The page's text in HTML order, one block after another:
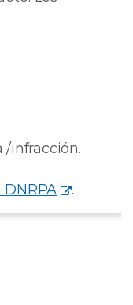
infracción.
.